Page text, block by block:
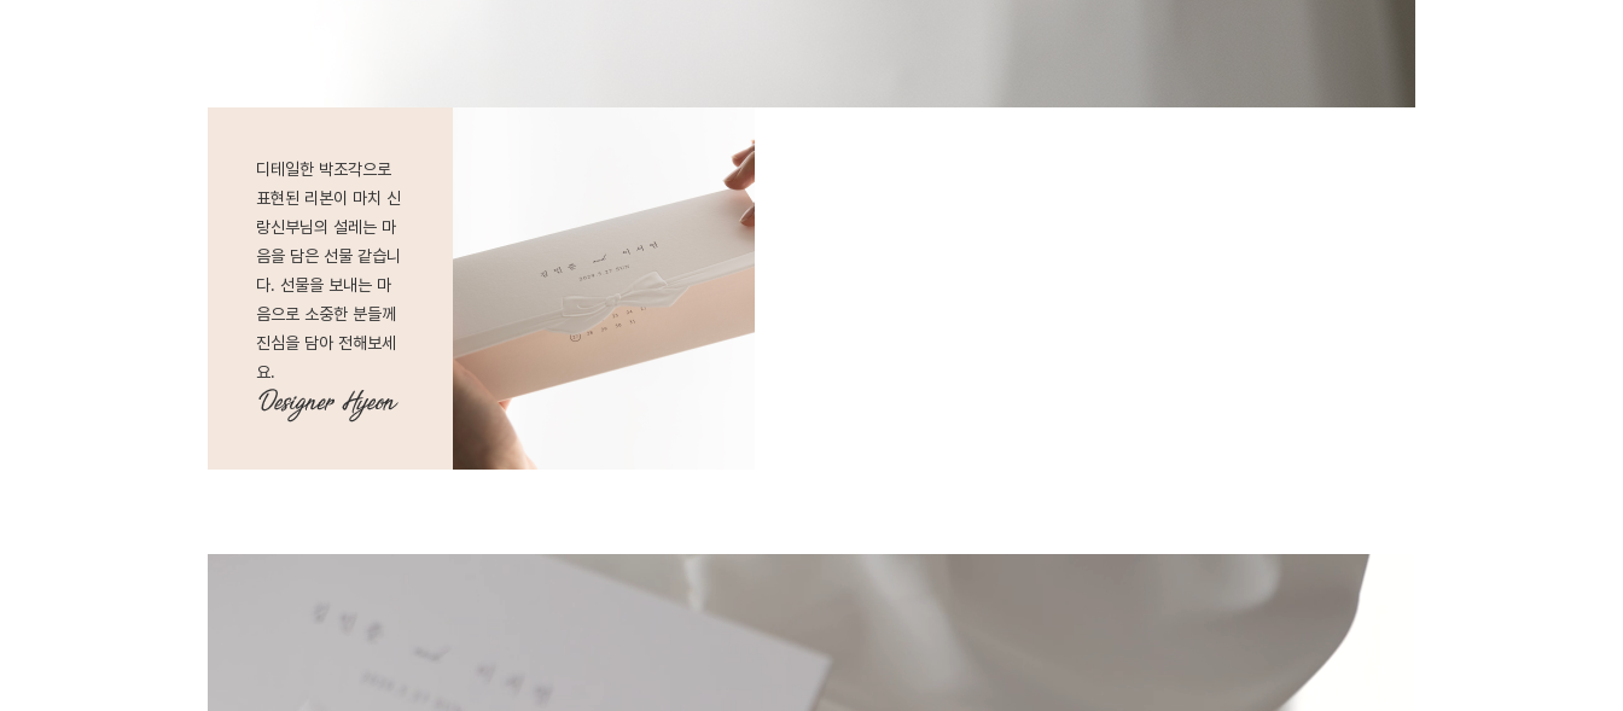
디테일한 박조각으로
표현된 리본이 마치 신
랑신부님의 설레는 마
음을 담은 선물 같습니
다. 선물을 보내는 마
음으로 소중한 분들께
진심을 담아 전해보세
요.